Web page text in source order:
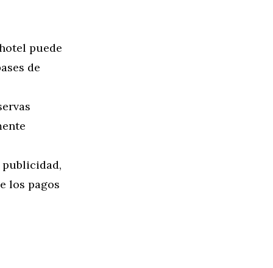
puede
de
publicidad,
los pagos